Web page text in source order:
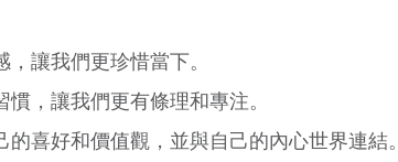
讓我們更珍惜當下。
，讓我們更有條理和專注。
喜好和價值觀，並與自己的內心世界連結。